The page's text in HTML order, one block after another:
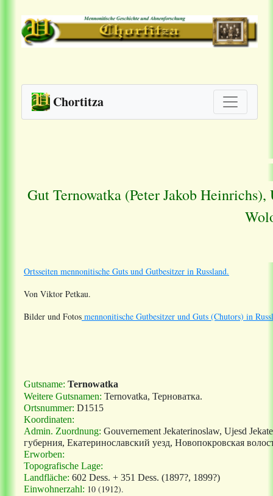
Chortitza
Gut Ternowatka (Peter Jakob
Ortsseiten mennonitische Guts und Gutbesitzer in Russland.
Von Viktor Petkau.
Bilder und Fotos mennonitische Gutbesitzer und Guts (Chutors) in
Gutsname: Ternowatka
Weitere Gutsnamen: Ternovatka, Терноватка.
Ortsnummer: D1515
Koordinaten:
Admin. Zuordnung: Gouvernement Jekaterinoslaw, Ujesd
губерния, Екатеринославский уезд, Новопокровская
Erworben:
Topografische Lage:
Landfläche: 602 Dess. + 351 Dess. (1897?, 1899?)
Einwohnerzahl: 10 (1912).